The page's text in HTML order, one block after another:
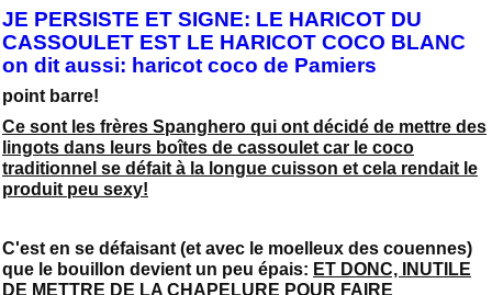
JE PERSISTE ET SIGNE: LE HARICOT DU
CASSOULET EST LE HARICOT COCO BLANC
on dit aussi: haricot coco de Pamiers
point barre!
Ce sont les frères Spanghero qui ont décidé de mettre des
lingots dans leurs boîtes de cassoulet car le coco
traditionnel se défait à la longue cuisson et cela rendait le
produit peu sexy!
C'est en se défaisant (et avec le moelleux des couennes)
que le bouillon devient un peu épais: ET DONC, INUTILE
DE METTRE DE LA CHAPELURE POUR FAIRE